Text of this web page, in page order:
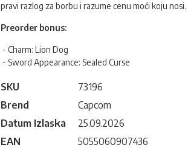
pravi razlog za borbu i razume cenu moći koju nosi.
Preorder bonus:
- Charm: Lion Dog
- Sword Appearance: Sealed Curse
SKU
73196
Brend
Capcom
Datum Izlaska
25.09.2026
EAN
5055060907436